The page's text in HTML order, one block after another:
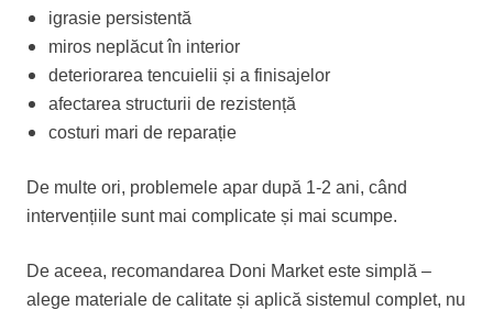
igrasie persistentă
miros neplăcut în interior
deteriorarea tencuielii și a finisajelor
afectarea structurii de rezistență
costuri mari de reparație
De multe ori, problemele apar după 1-2 ani, când
intervențiile sunt mai complicate și mai scumpe.
De aceea, recomandarea Doni Market este simplă –
alege materiale de calitate și aplică sistemul complet, nu